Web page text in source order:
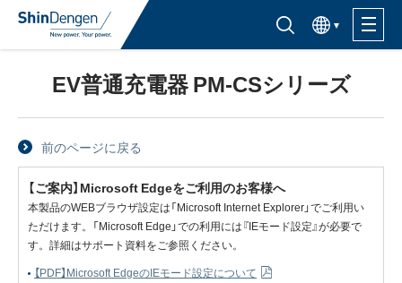
半導体製品検索はこちら
한국어
製品ラインナップ
活用分野
サポート・サービス
購入窓口
EV普通充電器 PM-CSシリーズ
前のページに戻る
【ご案内】Microsoft Edgeをご利用のお客様へ
本製品のWEBブラウザ設定は「Microsoft Internet Explorer」でご利用い
ただけます。「Microsoft Edge」での利用には『IEモード設定』が必要で
す。詳細はサポート資料をご参照ください。
【PDF】Microsoft EdgeのIEモード設定について